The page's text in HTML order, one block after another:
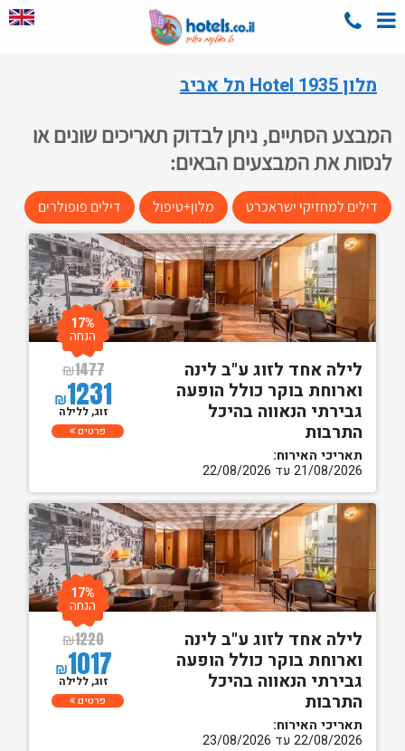
מלון Hotel 1935 תל אביב
המבצע הסתיים, ניתן לבדוק תאריכים שונים או
לנסות את המבצעים הבאים:
דילים למחזיקי ישראכרט מלון+טיפול דילים פופולרים
לילה אחד לזוג ע"ב לינה
וארוחת בוקר כולל הופעה
גבירתי הנאווה בהיכל
התרבות
תאריכי האירוח:
21/08/2026 עד 22/08/2026
₪1477
₪1231
17%
הנחה
זוג, ללילה
פרטים
לילה אחד לזוג ע"ב לינה
וארוחת בוקר כולל הופעה
גבירתי הנאווה בהיכל
התרבות
תאריכי האירוח:
22/08/2026 עד 23/08/2026
₪1220
₪1017
17%
הנחה
זוג, ללילה
פרטים